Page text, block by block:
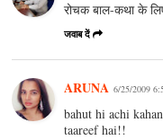
रोचक बाल-कथा के
जवाब दें
ARUNA 6/25/2009
bahut hi achi
taareef hai!!